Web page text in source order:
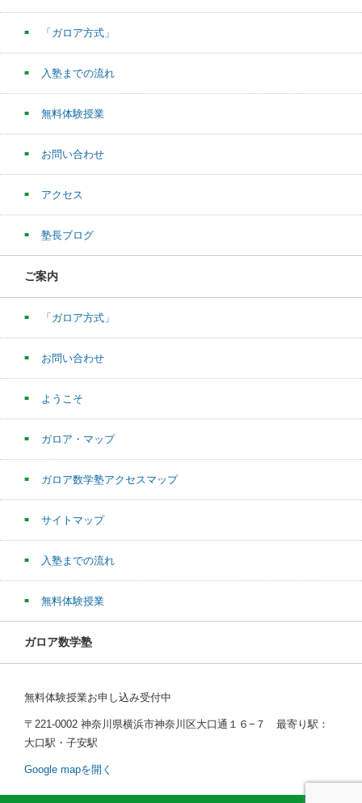
「ガロア方式」
入塾までの流れ
無料体験授業
お問い合わせ
アクセス
塾長ブログ
ご案内
「ガロア方式」
お問い合わせ
ようこそ
ガロア・マップ
ガロア数学塾アクセスマップ
サイトマップ
入塾までの流れ
無料体験授業
ガロア数学塾
無料体験授業お申し込み受付中
〒221-0002 神奈川県横浜市神奈川区大口通１６−７ 最寄り駅：
大口駅・子安駅
Google mapを開く